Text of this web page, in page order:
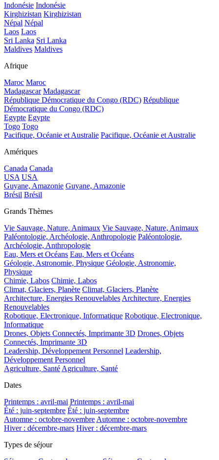
Indonésie Indonésie
Kirghizistan Kirghizistan
Népal Népal
Laos Laos
Sri Lanka Sri Lanka
Maldives Maldives
Afrique
Maroc Maroc
Madagascar Madagascar
République Démocratique du Congo (RDC) République
Démocratique du Congo (RDC)
Egypte Egypte
Togo Togo
Pacifique, Océanie et Australie Pacifique, Océanie et Australie
Amériques
Canada Canada
USA USA
Guyane, Amazonie Guyane, Amazonie
Brésil Brésil
Grands Thèmes
Vie Sauvage, Nature, Animaux Vie Sauvage, Nature, Animaux
Paléontologie, Archéologie, Anthropologie Paléontologie,
Archéologie, Anthropologie
Eau, Mers et Océans Eau, Mers et Océans
Géologie, Astronomie, Physique Géologie, Astronomie,
Physique
Chimie, Labos Chimie, Labos
Climat, Glaciers, Planète Climat, Glaciers, Planète
Architecture, Energies Renouvelables Architecture, Energies
Renouvelables
Robotique, Electronique, Informatique Robotique, Electronique,
Informatique
Drones, Objets Connectés, Imprimante 3D Drones, Objets
Connectés, Imprimante 3D
Leadership, Développement Personnel Leadership,
Développement Personnel
Agriculture, Santé Agriculture, Santé
Dates
Printemps : avril-mai Printemps : avril-mai
Été : juin-septembre Été : juin-septembre
Automne : octobre-novembre Automne : octobre-novembre
Hiver : décembre-mars Hiver : décembre-mars
Types de séjour